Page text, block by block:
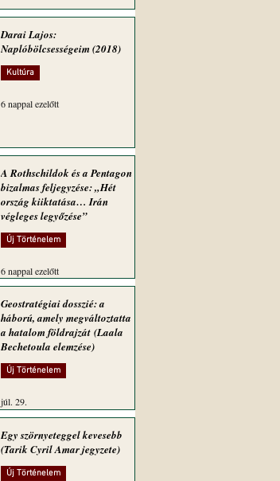
Darai Lajos:
Naplóbölcsességeim (2018)
Kultúra
6 nappal ezelőtt
A Rothschildok és a Pentagon
bizalmas feljegyzése: „Hét
ország kiiktatása… Irán
végleges legyőzése”
Új Történelem
6 nappal ezelőtt
Geostratégiai dosszié: a
háború, amely megváltoztatta
a hatalom földrajzát (Laala
Bechetoula elemzése)
Új Történelem
júl. 29.
Egy szörnyeteggel kevesebb
(Tarik Cyril Amar jegyzete)
Új Történelem